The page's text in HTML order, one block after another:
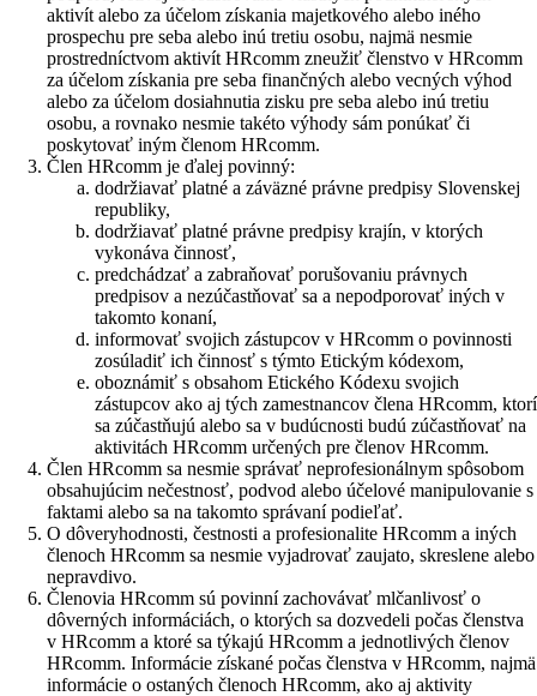
aktivít alebo za účelom získania majetkového alebo iného
prospechu pre seba alebo inú tretiu osobu, najmä nesmie
prostredníctvom aktivít HRcomm zneužiť členstvo v HRcomm
za účelom získania pre seba finančných alebo vecných výhod
alebo za účelom dosiahnutia zisku pre seba alebo inú tretiu
osobu, a rovnako nesmie takéto výhody sám ponúkať či
poskytovať iným členom HRcomm.
Člen HRcomm je ďalej povinný:
dodržiavať platné a záväzné právne predpisy Slovenskej
republiky,
dodržiavať platné právne predpisy krajín, v ktorých
vykonáva činnosť,
predchádzať a zabraňovať porušovaniu právnych
predpisov a nezúčastňovať sa a nepodporovať iných v
takomto konaní,
informovať svojich zástupcov v HRcomm o povinnosti
zosúladiť ich činnosť s týmto Etickým kódexom,
oboznámiť s obsahom Etického Kódexu svojich
zástupcov ako aj tých zamestnancov člena HRcomm, ktorí
sa zúčastňujú alebo sa v budúcnosti budú zúčastňovať na
aktivitách HRcomm určených pre členov HRcomm.
Člen HRcomm sa nesmie správať neprofesionálnym spôsobom
obsahujúcim nečestnosť, podvod alebo účelové manipulovanie s
faktami alebo sa na takomto správaní podieľať.
O dôveryhodnosti, čestnosti a profesionalite HRcomm a iných
členoch HRcomm sa nesmie vyjadrovať zaujato, skreslene alebo
nepravdivo.
Členovia HRcomm sú povinní zachovávať mlčanlivosť o
dôverných informáciách, o ktorých sa dozvedeli počas členstva
v HRcomm a ktoré sa týkajú HRcomm a jednotlivých členov
HRcomm. Informácie získané počas členstva v HRcomm, najmä
informácie o ostaných členoch HRcomm, ako aj aktivity